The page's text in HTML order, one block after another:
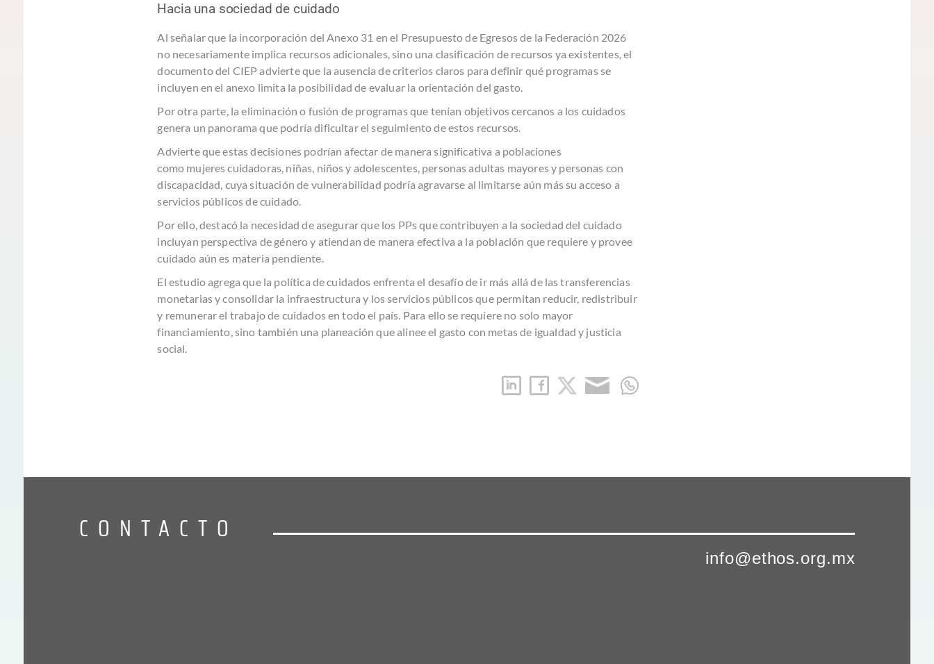
Hacia una sociedad de cuidado
Al señalar que la incorporación del Anexo 31 en el Presupuesto de Egresos de la Federación 2026
no necesariamente implica recursos adicionales, sino una clasificación de recursos ya existentes, el
documento del CIEP advierte que la ausencia de criterios claros para definir qué programas se
incluyen en el anexo limita la posibilidad de evaluar la orientación del gasto.
Por otra parte, la eliminación o fusión de programas que tenían objetivos cercanos a los cuidados
genera un panorama que podría dificultar el seguimiento de estos recursos.
Advierte que estas decisiones podrían afectar de manera significativa a poblaciones
como mujerescuidadoras, niñas, niños y adolescentes, personas adultas mayores y personas con
discapacidad, cuya situación de vulnerabilidad podría agravarse al limitarse aún más su acceso a
servicios públicos de cuidado.
Por ello, destacó la necesidad de asegurar que los PPs que contribuyen a la sociedad del cuidado
incluyan perspectiva de género y atiendan de manera efectiva a la población que requiere y provee
cuidado aún es materia pendiente.
El estudio agrega que la política de cuidados enfrenta el desafío de ir más allá de las transferencias
monetarias y consolidar la infraestructura y los servicios públicos que permitan reducir, redistribuir
y remunerar el trabajo de cuidados en todo el país. Para ello se requiere no solo mayor
financiamiento, sino también una planeación que alinee el gasto con metas de igualdad y justicia
social.
CONTACTO
info@ethos.org.mx